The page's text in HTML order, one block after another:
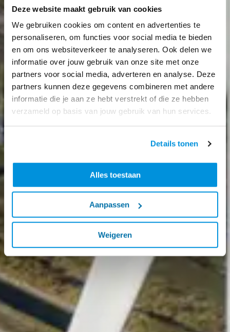
Deze website maakt gebruik van cookies
We gebruiken cookies om content en advertenties te
personaliseren, om functies voor social media te bieden
en om ons websiteverkeer te analyseren. Ook delen we
informatie over jouw gebruik van onze site met onze
partners voor social media, adverteren en analyse. Deze
partners kunnen deze gegevens combineren met andere
informatie die je aan ze hebt verstrekt of die ze hebben
verzameld op basis van jouw gebruik van hun services.
Details tonen
Alles toestaan
Aanpassen
Weigeren